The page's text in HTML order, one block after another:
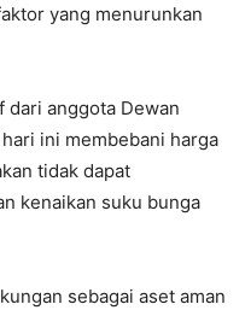
yang menurunkan
dari anggota Dewan
ini membebani harga
tidak dapat
kenaikan suku bunga
sebagai aset aman